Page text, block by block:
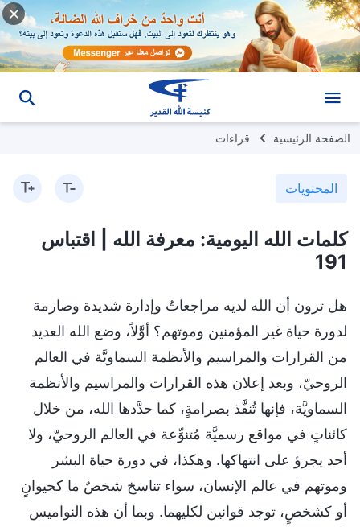
الصفحة الرئيسية قراءات
المحتويات
كلمات الله اليومية: معرفة الله | اقتباس
191
هل ترون أن الله لديه مراجعاتٌ وإدارة شديدة وصارمة
لدورة حياة غير المؤمنين وموتهم؟ أوَّلاً، وضع الله العديد
من القرارات والمراسيم والأنظمة السماويَّة في العالم
الروحيّ، وبعد إعلان هذه القرارات والمراسيم والأنظمة
السماويَّة، فإنها تُنفَّذ بصرامةٍ، كما حدَّدها الله، من خلال
كائناتٍ في مواقع رسميَّة مُتنوِّعة في العالم الروحيّ، ولا
أحد يجرؤ على انتهاكها. وهكذا، في دورة حياة البشر
وموتهم في عالم الإنسان، سواء تناسخ شخصٌ ما كحيوانٍ
أو كشخصٍ، توجد قوانين لكليهما. وبما أن هذه النواميس